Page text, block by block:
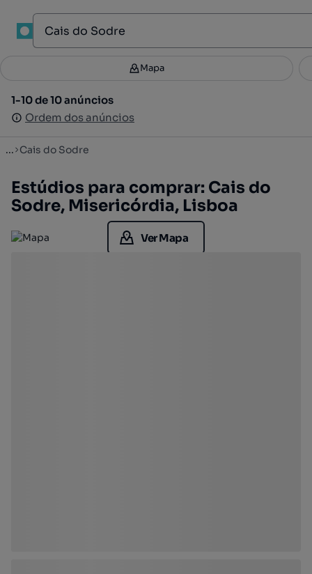
Filtros 2
1-10 de 10 anúncios
Ordem dos anúncios
Mapa
1-10 de 10 anúncios
Ordem dos anúncios
... Cais do Sodre
Estúdios para comprar: Cais do
Sodre, Misericórdia, Lisboa
Ver Mapa